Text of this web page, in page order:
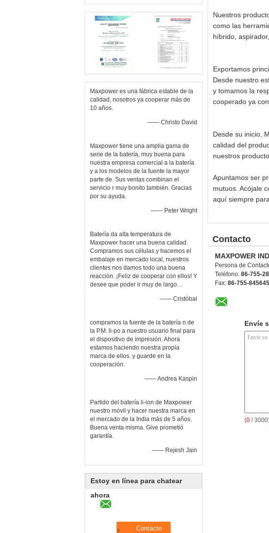
Maxpower es una fábrica estable de la
calidad, nosotros ya cooperar más de
10 años.
—— Christo David
Maxpower tiene una amplia gama de
serie de la batería, muy buena para
nuestra empresa comercial a la batería
y a los modelos de la fuente la mayor
parte de. Sus ventas combinan el
servicio r muy bonito también. Gracias
por su ayuda.
—— Peter Wright
Batería da alta temperatura de
Maxpower hacer una buena calidad.
Compramos sus células y hacemos el
embalaje en mercado local, nuestros
clientes nos damos todo una buena
reacción. ¡Feliz de cooperar con ellos! Y
desee que poder ir muy de largo…
—— Cristóbal
compramos la fuente de la batería n de
la P.M. li-po a nuestro usuario final para
el dispositivo de impresión. Ahora
estamos haciendo nuestra propia
marca de ellos. y guarde en la
cooperación.
—— Andrea Kaspin
Partido del batería li-ion de Maxpower
nuestro móvil y hacer nuestra marca en
el mercado de la India más de 5 años.
Buena venta misma. Give prometió
garantía.
—— Rejesh Jain
Estoy en línea para chatear
ahora
Nuestros
como las
híbrido,
Exportamos
Desde nuestro
y tomamos la
cooperado ya
Desde su inicio,
calidad del
nuestros
Apuntamos ser
mutuos. Acójale
aquí siempre
Contacto
MAXPOWER
Persona de
Teléfono: 86-755-
Fax: 86-755-
Envíe
(0 /